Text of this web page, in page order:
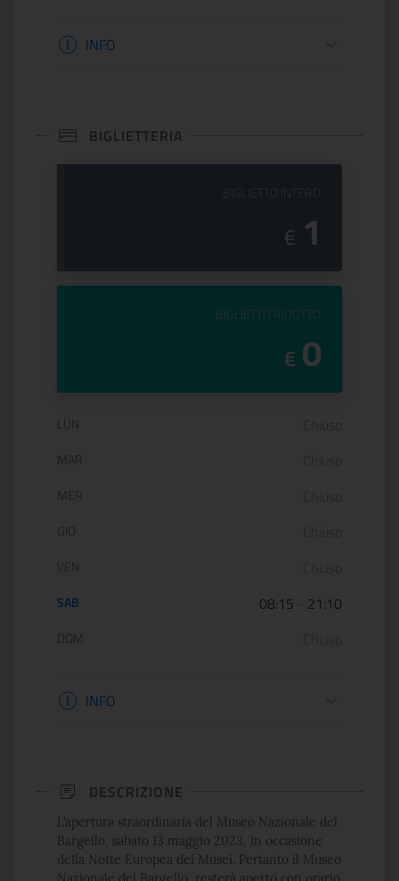
Informazioni apertura
INFO
BIGLIETTERIA
€ 1
PREZZO DEL
BIGLIETTO RIDOTTO
€ 0
Orario di apertura:
LUN
MAR
MER
GIO
VEN
SAB 08:15 21:10
DOM
Informazioni biglietteria
INFO
DESCRIZIONE
L’apertura straordinaria del Museo Nazionale del
Bargello, sabato 13 maggio 2023, in occasione
della Notte Europea dei Musei. Pertanto il Museo